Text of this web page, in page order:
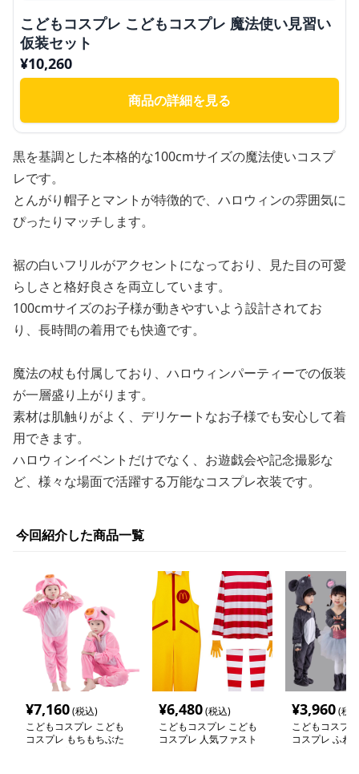
こどもコスプレ こどもコスプレ 魔法使い見習い
仮装セット
¥10,260
商品の詳細を見る
黒を基調とした本格的な100cmサイズの魔法使いコスプ
レです。
とんがり帽子とマントが特徴的で、ハロウィンの雰囲気に
ぴったりマッチします。
裾の白いフリルがアクセントになっており、見た目の可愛
らしさと格好良さを両立しています。
100cmサイズのお子様が動きやすいよう設計されてお
り、長時間の着用でも快適です。
魔法の杖も付属しており、ハロウィンパーティーでの仮装
が一層盛り上がります。
素材は肌触りがよく、デリケートなお子様でも安心して着
用できます。
ハロウィンイベントだけでなく、お遊戯会や記念撮影な
ど、様々な場面で活躍する万能なコスプレ衣装です。
今回紹介した商品一覧
¥7,160(税込)
こどもコスプレ こども
コスプレ もちもちぶた
¥6,480(税込)
こどもコスプレ こども
コスプレ 人気ファスト
¥3,960(税
こどもコスプ
コスプレ ふわ